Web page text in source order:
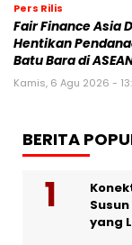
Pers Rilis
Fair Finance Asia
Hentikan
Batu Bara di
Kamis, 6 Agu 2026 -
BERITA
yang